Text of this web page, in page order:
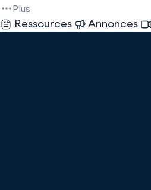
Plus
Ressources Annonces